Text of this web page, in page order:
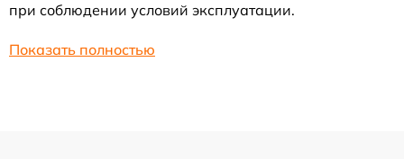
при соблюдении условий эксплуатации.
Показать полностью